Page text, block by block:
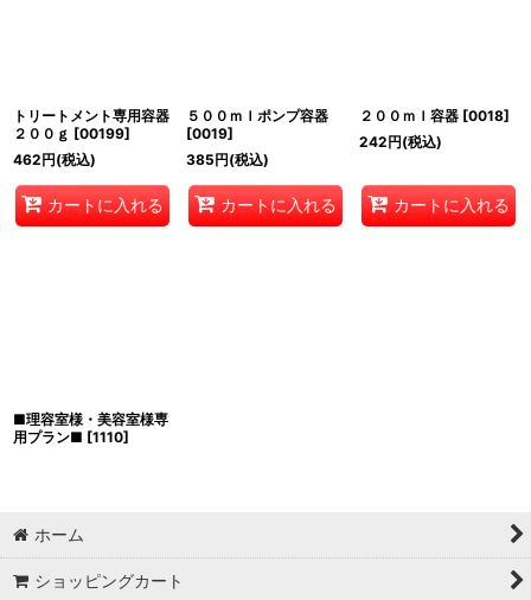
トリートメント専用容器
２００ｇ [00199]
462円(税込)
カートに入れる
５００ｍｌポンプ容器
[0019]
385円(税込)
カートに入れる
２００ｍｌ容器 [0018]
242円(税込)
カートに入れる
■理容室様・美容室様専
用プラン■ [1110]
ホーム
ショッピングカート